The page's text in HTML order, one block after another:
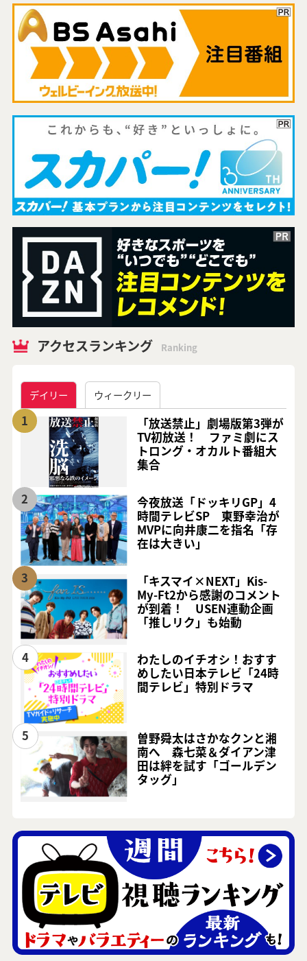
アクセスランキング Ranking
デイリー ウィークリー
1
「放送禁止」劇場版第3弾が
TV初放送！ ファミ劇にス
トロング・オカルト番組大
集合
2
今夜放送「ドッキリGP」4
時間テレビSP 東野幸治が
MVPに向井康二を指名「存
在は大きい」
3
「キスマイ×NEXT」Kis-
My-Ft2から感謝のコメント
が到着！ USEN連動企画
「推しリク」も始動
4
わたしのイチオシ！おすす
めしたい日本テレビ「24時
間テレビ」特別ドラマ
5
曽野舜太はさかなクンと湘
南へ 森七菜＆ダイアン津
田は絆を試す「ゴールデン
タッグ」